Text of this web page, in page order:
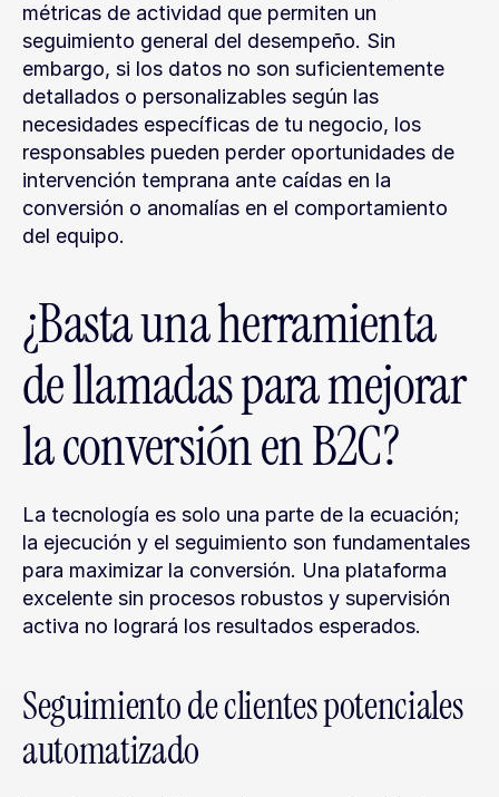
métricas de actividad que permiten un
seguimiento general del desempeño. Sin
embargo, si los datos no son suficientemente
detallados o personalizables según las
necesidades específicas de tu negocio, los
responsables pueden perder oportunidades de
intervención temprana ante caídas en la
conversión o anomalías en el comportamiento
del equipo.
¿Basta una herramienta
de llamadas para mejorar
la conversión en B2C?
La tecnología es solo una parte de la ecuación;
la ejecución y el seguimiento son fundamentales
para maximizar la conversión. Una plataforma
excelente sin procesos robustos y supervisión
activa no logrará los resultados esperados.
Seguimiento de clientes potenciales
automatizado